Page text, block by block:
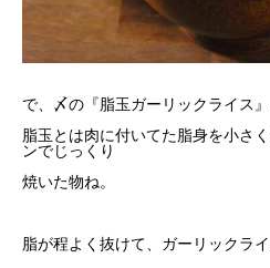
で、〆の『脂玉ガーリックライス』
脂玉とは肉に付いてた脂身を小さ
ンでじっくり
焼いた物ね。
脂が程よく抜けて、ガーリックラ